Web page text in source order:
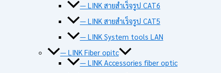
— LINK สายสำเร็จรูป CAT6
— LINK สายสำเร็จรูป CAT5
— LINK System tools LAN
— LINK Fiber opitc
— LINK Accessories fiber optic